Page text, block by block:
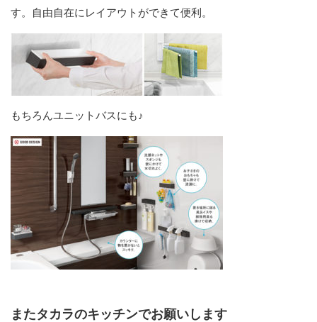
す。自由自在にレイアウトができて便利。
もちろんユニットバスにも♪
またタカラのキッチンでお願いします